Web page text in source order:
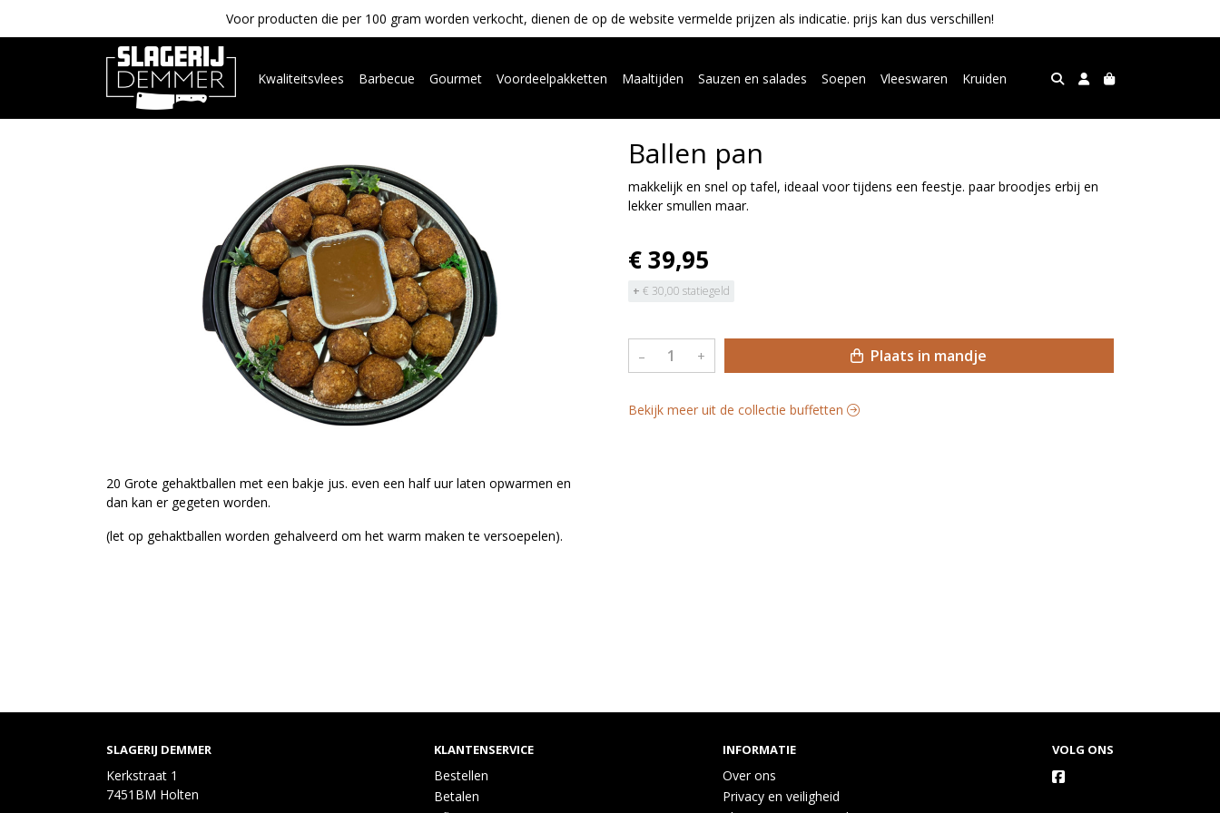
Voor producten die per 100 gram worden verkocht, dienen de op de website vermelde prijzen als indicatie. prijs kan dus verschillen!
Kwaliteitsvlees Barbecue Gourmet Voordeelpakketten Maaltijden Sauzen en salades Soepen Vleeswaren Kruiden
20 Grote gehaktballen met een bakje jus. even een half uur laten opwarmen en
dan kan er gegeten worden.
(let op gehaktballen worden gehalveerd om het warm maken te versoepelen).
Ballen pan
makkelijk en snel op tafel, ideaal voor tijdens een feestje. paar broodjes erbij en
lekker smullen maar.
€ 39,95
+ € 30,00 statiegeld
– + Plaats in mandje
Bekijk meer uit de collectie buffetten
SLAGERIJ DEMMER
Kerkstraat 1
7451BM Holten
KLANTENSERVICE
Bestellen
Betalen
INFORMATIE
Over ons
Privacy en veiligheid
VOLG ONS